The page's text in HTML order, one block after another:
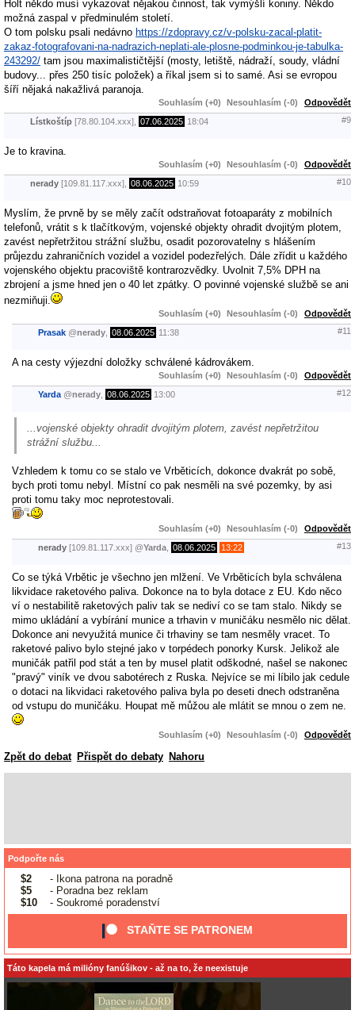
Holt někdo musí vykazovat nějakou činnost, tak vymýšlí koniny. Někdo
možná zaspal v předminulém století.
O tom polsku psali nedávno https://zdopravy.cz/v-polsku-zacal-platit-
zakaz-fotografovani-na-nadrazich-neplati-ale-plosne-podminkou-je-tabulka-
243292/ tam jsou maximalističtější (mosty, letiště, nádraží, soudy, vládní
budovy... přes 250 tisíc položek) a říkal jsem si to samé. Asi se evropou
šíří nějaká nakažlivá paranoja.
Souhlasím (+0) Nesouhlasím (-0) Odpovědět
Lístkoštíp [78.80.104.xxx], 07.06.2025 18:04 #9
Je to kravina.
Souhlasím (+0) Nesouhlasím (-0) Odpovědět
nerady [109.81.117.xxx], 08.06.2025 10:59 #10
Myslím, že prvně by se měly začít odstraňovat fotoaparáty z mobilních
telefonů, vrátit s k tlačítkovým, vojenské objekty ohradit dvojitým plotem,
zavést nepřetržitou strážní službu, osadit pozorovatelny s hlášením
průjezdu zahraničních vozidel a vozidel podezřelých. Dále zřídit u každého
vojenského objektu pracoviště kontrarozvědky. Uvolnit 7,5% DPH na
zbrojení a jsme hned jen o 40 let zpátky. O povinné vojenské službě se ani
nezmiňuji.
Souhlasím (+0) Nesouhlasím (-0) Odpovědět
Prasak @nerady 08.06.2025 11:38 #11
A na cesty výjezdní doložky schválené kádrovákem.
Souhlasím (+0) Nesouhlasím (-0) Odpovědět
Yarda @nerady 08.06.2025 13:00 #12
...vojenské objekty ohradit dvojitým plotem, zavést nepřetržitou
strážní službu...
Vzhledem k tomu co se stalo ve Vrběticích, dokonce dvakrát po sobě,
bych proti tomu nebyl. Místní co pak nesměli na své pozemky, by asi
proti tomu taky moc neprotestovali.
Souhlasím (+0) Nesouhlasím (-0) Odpovědět
nerady [109.81.117.xxx] @Yarda 08.06.2025 13:22 #13
Co se týká Vrbětic je všechno jen mlžení. Ve Vrběticích byla schválena
likvidace raketového paliva. Dokonce na to byla dotace z EU. Kdo něco
ví o nestabilitě raketových paliv tak se nediví co se tam stalo. Nikdy se
mimo ukládání a vybírání munice a trhavin v muničáku nesmělo nic dělat.
Dokonce ani nevyužitá munice či trhaviny se tam nesměly vracet. To
raketové palivo bylo stejné jako v torpédech ponorky Kursk. Jelikož ale
muničák patřil pod stát a ten by musel platit odškodné, našel se nakonec
"pravý" viník ve dvou sabotérech z Ruska. Nejvíce se mi líbilo jak cedule
o dotaci na likvidaci raketového paliva byla po deseti dnech odstraněna
od vstupu do muničáku. Houpat mě můžou ale mlátit se mnou o zem ne.
Souhlasím (+0) Nesouhlasím (-0) Odpovědět
Zpět do debat Přispět do debaty Nahoru
Podpořte nás
$2
- Ikona patrona na poradně
$5
- Poradna bez reklam
$10
- Soukromé poradenství
STAŇTE SE PATRONEM
Táto kapela má milióny fanúšikov - až na to, že neexistuje